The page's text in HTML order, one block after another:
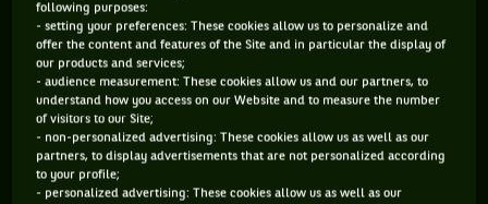
JUSTINE HÉNIN S'ENGAGE EN FAVEUR DES ENFANTS
MALADES OU PORTEURS D'UN HANDICAP
Elle a dû mettre fin à sa carrière professionnelle en 2011 à
seulement 28 ans. Une sale histoire de coude trop abîmé,
trop fragile. Depuis,
Justine Henin s’est largement investie
dans des actions caritatives, prioritairement destinées à
following purposes:
- setting your preferences: These cookies allow us to personalize and
offer the content and features of the Site and in particular the display of
our products and services;
- audience measurement: These cookies allow us and our partners, to
understand how you access on our Website and to measure the number
of visitors to our Site;
- non-personalized advertising: These cookies allow us as well as our
partners, to display advertisements that are not personalized according
to your profile;
- personalized advertising: These cookies allow us as well as our